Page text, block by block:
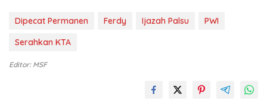
Dipecat Permanen Ferdy Ijazah Palsu
PWI
Serahkan KTA
Editor: MSF